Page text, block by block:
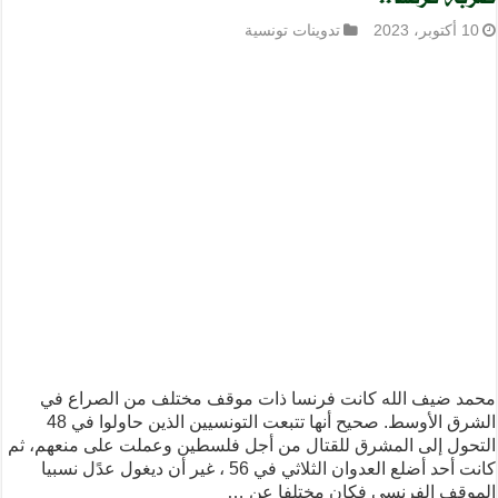
10 أكتوبر، 2023 تدوينات تونسية
محمد ضيف الله كانت فرنسا ذات موقف مختلف من الصراع في
الشرق الأوسط. صحيح أنها تتبعت التونسيين الذين حاولوا في 48
التحول إلى المشرق للقتال من أجل فلسطين وعملت على منعهم، ثم
كانت أحد أضلع العدوان الثلاثي في 56 ، غير أن ديغول عدًل نسبيا
الموقف الفرنسي فكان مختلفا عن …